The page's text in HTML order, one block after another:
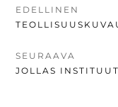
SELAUS
EDELLINEN
EDELLINEN
SEURAAVA
SEURAAVA
JOLLAS